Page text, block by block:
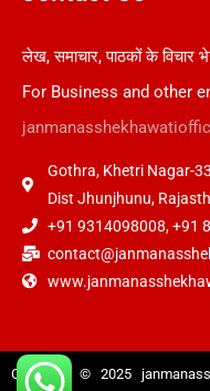
लेख, समाचार, पाठकों के विचार
For Business and other
Gothra, Khetri Nagar-
Dist Jhunjhunu,
+91 9314098008, +91
Copyright © 2025